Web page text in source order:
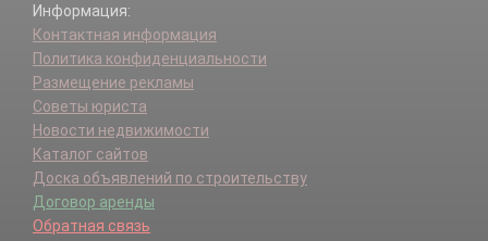
Информация:
Контактная информация
Политика конфиденциальности
Размещение рекламы
Советы юриста
Новости недвижимости
Каталог сайтов
Доска объявлений по строительству
Договор аренды
Обратная связь